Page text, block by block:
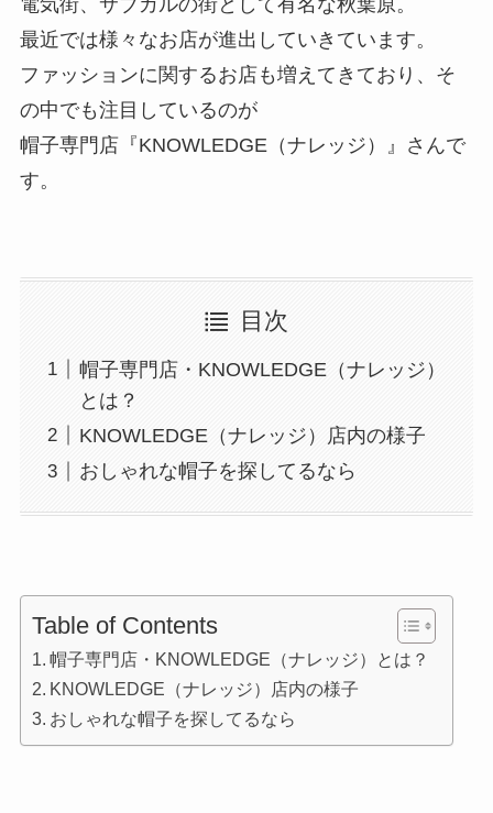
最近では様々なお店が進出していきています。
ファッションに関するお店も増えてきており、そ
の中でも注目しているのが
帽子専門店『KNOWLEDGE（ナレッジ）』さんで
す。
目次
帽子専門店・KNOWLEDGE（ナレッジ）
とは？
KNOWLEDGE（ナレッジ）店内の様子
おしゃれな帽子を探してるなら
Table of Contents
帽子専門店・KNOWLEDGE（ナレッジ）とは？
KNOWLEDGE（ナレッジ）店内の様子
おしゃれな帽子を探してるなら